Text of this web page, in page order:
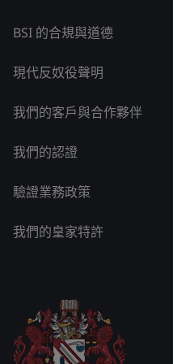
BSI 的合規與道德
現代反奴役聲明
我們的客戶與合作夥伴
我們的認證
驗證業務政策
我們的皇家特許